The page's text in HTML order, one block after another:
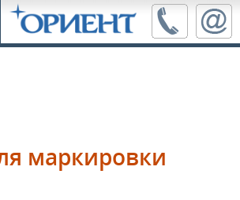
маркировки